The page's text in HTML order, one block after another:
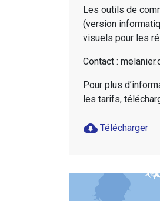
Les outils de
(version
visuels pour les
Contact :
Pour plus
les tarifs,
cloud_download Télécharger